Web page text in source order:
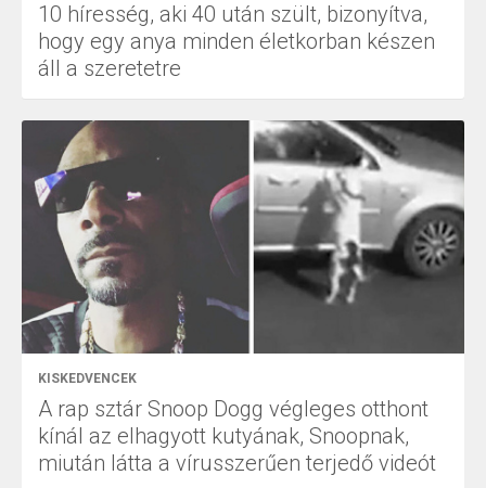
10 híresség, aki 40 után szült, bizonyítva,
hogy egy anya minden életkorban készen
áll a szeretetre
KISKEDVENCEK
A rap sztár Snoop Dogg végleges otthont
kínál az elhagyott kutyának, Snoopnak,
miután látta a vírusszerűen terjedő videót